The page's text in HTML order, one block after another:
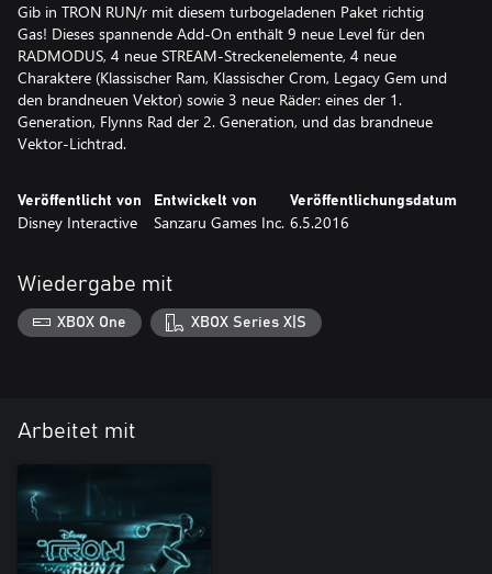
Gib in TRON RUN/r mit diesem turbogeladenen Paket richtig
Gas! Dieses spannende Add-On enthält 9 neue Level für den
RADMODUS, 4 neue STREAM-Streckenelemente, 4 neue
Charaktere (Klassischer Ram, Klassischer Crom, Legacy Gem und
den brandneuen Vektor) sowie 3 neue Räder: eines der 1.
Generation, Flynns Rad der 2. Generation, und das brandneue
Vektor-Lichtrad.
Veröffentlicht von
Disney Interactive
Entwickelt von
Sanzaru Games Inc.
Veröffentlichungsdatum
6.5.2016
Wiedergabe mit
XBOX One XBOX Series X|S
Arbeitet mit